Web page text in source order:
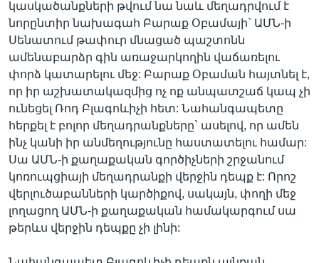
ԿԱՊ ՄԵԶ ՀԵՏ
Learning English
ՀԵՏԵՒԵՔ ՄԵԶ
Լեզուներ
կասկածանքների թվում նա նաև մեղադրվում է
նորընտիր նախագահ Բարաք Օբամայի` ԱՄՆ-ի
Սենատում թափուր մնացած պաշտոնն
ամենաբարձր գին առաջարկողին վաճառելու
փորձ կատարելու մեջ: Բարաք Օբաման հայտնել է,
որ իր աշխատակազմից ոչ ոք անպատշաճ կապ չի
ունեցել Ռոդ Բլագոևիչի հետ: Նահանգապետը
հերքել է բոլոր մեղադրանքները` ասելով, որ ամեն
ինչ կանի իր անմեղությունը հաստատելու համար:
Սա ԱՄՆ-ի քաղաքական գործիչների շրջանում
կոռուպցիայի մեղադրանքի վերջին դեպք է: Որոշ
վերլուծաբանների կարծիքով, սակայն, փողի մեջ
լողացող ԱՄՆ-ի քաղաքական համակարգում սա
թերևս վերջին դեպքը չի լինի: